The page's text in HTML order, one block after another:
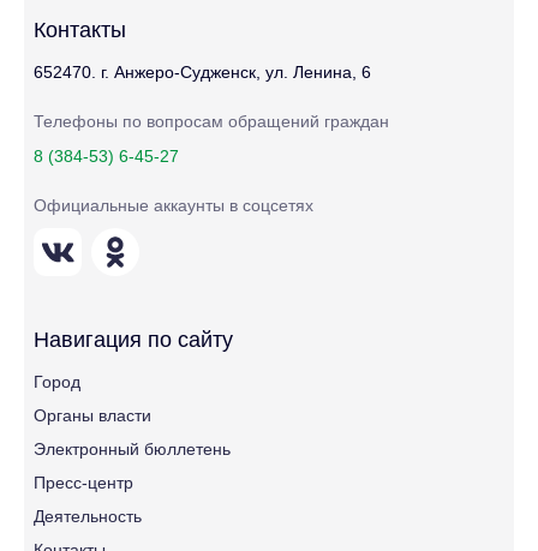
Контакты
652470. г. Анжеро-Судженск, ул. Ленина, 6
Телефоны по вопросам обращений граждан
8 (384-53) 6-45-27
Официальные аккаунты в соцсетях
Навигация по сайту
Город
Органы власти
Электронный бюллетень
Пресс-центр
Деятельность